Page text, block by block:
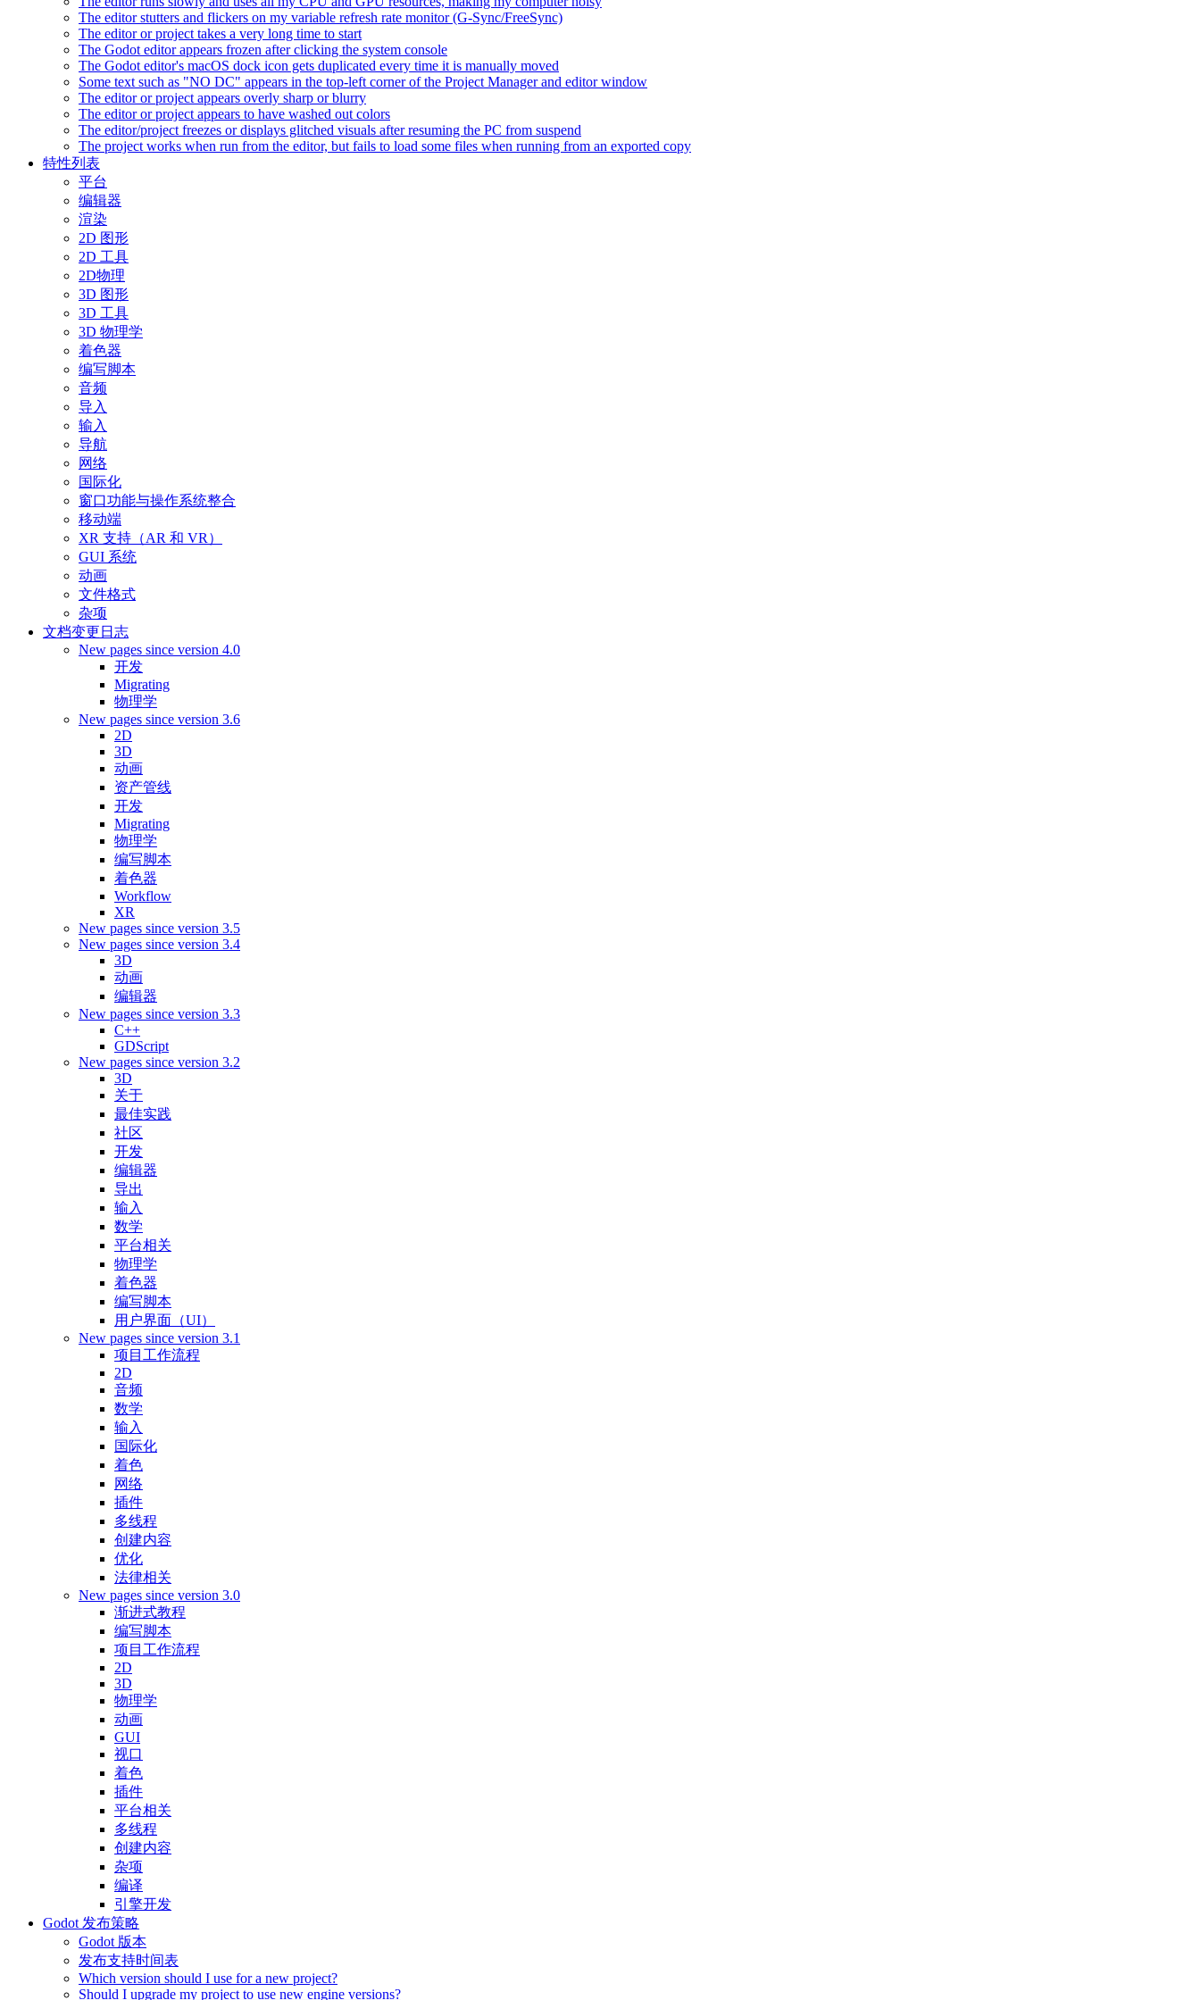
The editor stutters and flickers on my variable refresh rate monitor (G-Sync/FreeSync)
The editor or project takes a very long time to start
The Godot editor appears frozen after clicking the system console
The Godot editor's macOS dock icon gets duplicated every time it is manually moved
Some text such as "NO DC" appears in the top-left corner of the Project Manager and editor window
The editor or project appears overly sharp or blurry
The editor or project appears to have washed out colors
The editor/project freezes or displays glitched visuals after resuming the PC from suspend
The project works when run from the editor, but fails to load some files when running from an exported copy
特性列表
平台
编辑器
渲染
2D 图形
2D 工具
2D物理
3D 图形
3D 工具
3D 物理学
着色器
编写脚本
音频
导入
输入
导航
网络
国际化
窗口功能与操作系统整合
移动端
XR 支持（AR 和 VR）
GUI 系统
动画
文件格式
杂项
文档变更日志
New pages since version 4.0
开发
Migrating
物理学
New pages since version 3.6
2D
3D
动画
资产管线
开发
Migrating
物理学
编写脚本
着色器
Workflow
XR
New pages since version 3.5
New pages since version 3.4
3D
动画
编辑器
New pages since version 3.3
C++
GDScript
New pages since version 3.2
3D
关于
最佳实践
社区
开发
编辑器
导出
输入
数学
平台相关
物理学
着色器
编写脚本
用户界面（UI）
New pages since version 3.1
项目工作流程
2D
音频
数学
输入
国际化
着色
网络
插件
多线程
创建内容
优化
法律相关
New pages since version 3.0
渐进式教程
编写脚本
项目工作流程
2D
3D
物理学
动画
GUI
视口
着色
插件
平台相关
多线程
创建内容
杂项
编译
引擎开发
Godot 发布策略
Godot 版本
发布支持时间表
Which version should I use for a new project?
Should I upgrade my project to use new engine versions?